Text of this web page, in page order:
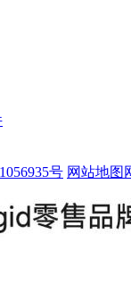
号 网站地图